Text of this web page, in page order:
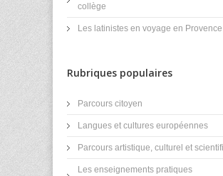
collège
Les latinistes en voyage en Provence
Rubriques populaires
Parcours citoyen
Langues et cultures européennes
Parcours artistique, culturel et
Les enseignements pratiques